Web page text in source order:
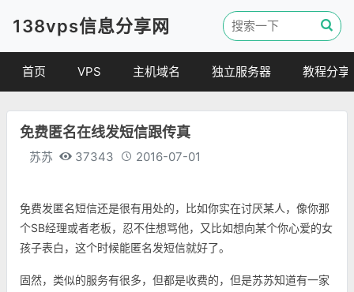
138vps信息分享网
首页 VPS
便宜VPS
VPS评测
主机域名
虚拟主机
独立服务器 教程分享
免费匿名在线发短信跟传真
苏苏 37343 2016-07-01
免费发匿名短信还是很有用处的，比如你实在讨厌某人，像你那
个SB经理或者老板，忍不住想骂他，又比如想向某个你心爱的女
孩子表白，这个时候能匿名发短信就好了。
固然，类似的服务有很多，但都是收费的，但是苏苏知道有一家